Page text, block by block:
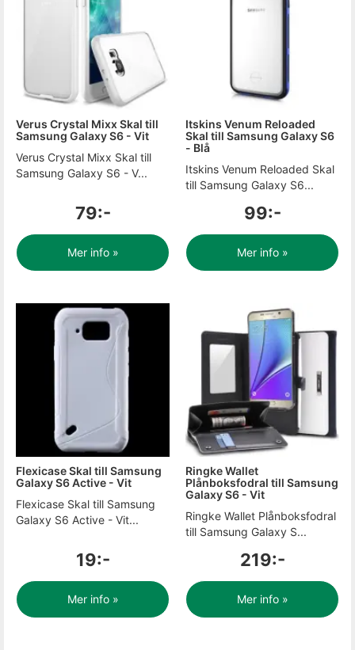
Verus Crystal Mixx Skal till
Samsung Galaxy S6 - Vit
Verus Crystal Mixx Skal till
Samsung Galaxy S6 - V...
79:-
Mer info »
Itskins Venum Reloaded
Skal till Samsung Galaxy S6
- Blå
Itskins Venum Reloaded Skal
till Samsung Galaxy S6...
99:-
Mer info »
Flexicase Skal till Samsung
Galaxy S6 Active - Vit
Flexicase Skal till Samsung
Galaxy S6 Active - Vit...
19:-
Mer info »
Ringke Wallet
Plånboksfodral till Samsung
Galaxy S6 - Vit
Ringke Wallet Plånboksfodral
till Samsung Galaxy S...
219:-
Mer info »